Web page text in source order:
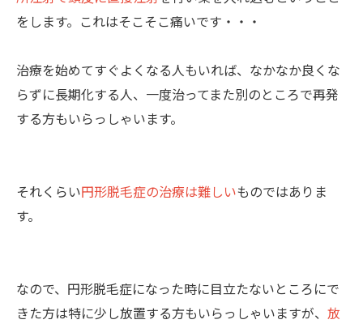
をします。これはそこそこ痛いです・・・
治療を始めてすぐよくなる人もいれば、なかなか良くな
らずに長期化する人、一度治ってまた別のところで再発
する方もいらっしゃいます。
それくらい円形脱毛症の治療は難しいものではありま
す。
なので、円形脱毛症になった時に目立たないところにで
きた方は特に少し放置する方もいらっしゃいますが、 放